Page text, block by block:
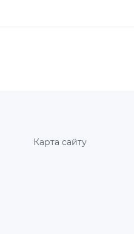
Карта сайту